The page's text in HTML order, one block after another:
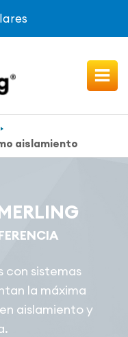
aislamiento
con sistemas
la máxima
aislamiento y